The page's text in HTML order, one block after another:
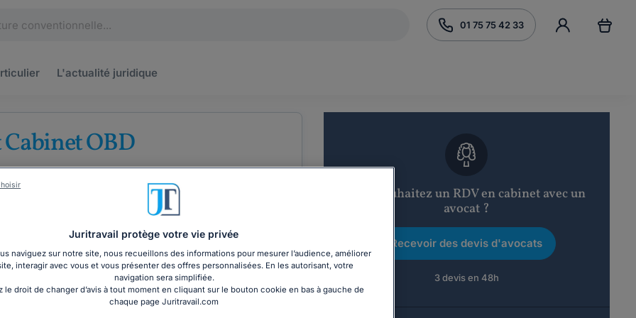
01 75 75 42 33
L'actualité juridique
OBD
au barreau de Toulouse
COORDONNÉES
Vous souhaitez un RDV en cabinet avec un
avocat ?
Recevoir des devis d'avocats
3 devis en 48h
Juritravail protège votre vie privée
naviguez sur notre site, nous recueillons des informations pour mesurer l’audience, améliorer
interagir avec vous et vous présenter des offres personnalisées. En les autorisant, votre
navigation sera simplifiée.
le droit de changer d’avis à tout moment en cliquant sur le bouton cookie en bas à gauche de
chaque page Juritravail.com